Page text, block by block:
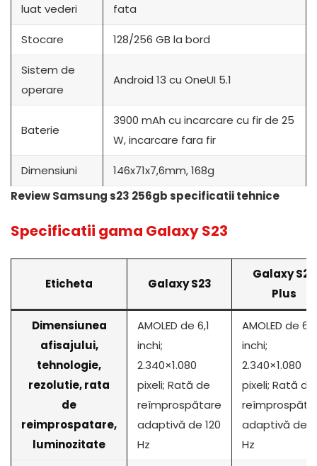
luat vederi
fata
Stocare 128/256 GB la bord
Sistem de
operare
Android 13 cu OneUI 5.1
Baterie
3900 mAh cu incarcare cu fir de 25
W, incarcare fara fir
Dimensiuni
146x71x7,6mm, 168g
Review Samsung s23 256gb specificatii tehnice
Specificatii gama Galaxy S23
Eticheta Galaxy S23
Galaxy S23
Plus
Dimensiunea
afisajului,
tehnologie,
rezolutie, rata
de
reimprospatare,
luminozitate
AMOLED de 6,1
inchi;
2.340×1.080
pixeli; Rată de
reîmprospătare
adaptivă de 120
Hz
AMOLED de 6,6
inchi;
2.340×1.080
pixeli; Rată de
adaptivă de
Hz